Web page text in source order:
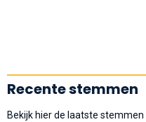
Recente stemmen
Bekijk hier de laatste